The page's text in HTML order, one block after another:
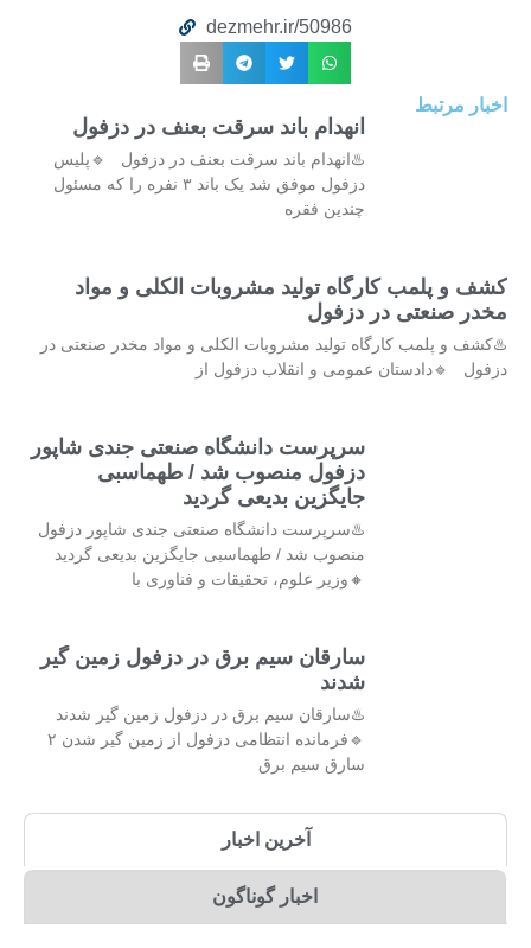
dezmehr.ir/50986
اخبار مرتبط
انهدام باند سرقت بعنف در دزفول
♨️انهدام باند سرقت بعنف در دزفول 🔹پلیس
دزفول موفق شد یک باند ۳ نفره را که مسئول
چندین فقره
کشف و پلمب کارگاه تولید مشروبات الکلی و مواد
مخدر صنعتی در دزفول
♨️کشف و پلمب کارگاه تولید مشروبات الکلی و مواد مخدر صنعتی در
دزفول 🔹دادستان عمومی و انقلاب دزفول از
سرپرست دانشگاه صنعتی جندی شاپور
دزفول منصوب شد / طهماسبی
جایگزین بدیعی گردید
♨️سرپرست دانشگاه صنعتی جندی شاپور دزفول
منصوب شد / طهماسبی جایگزین بدیعی گردید
🔸وزیر علوم، تحقیقات و فناوری با
سارقان سیم برق در دزفول زمین گیر
شدند
♨️سارقان سیم برق در دزفول زمین گیر شدند
🔹فرمانده انتظامی دزفول از زمین گیر شدن ۲
سارق سیم برق
آخرین اخبار
اخبار گوناگون